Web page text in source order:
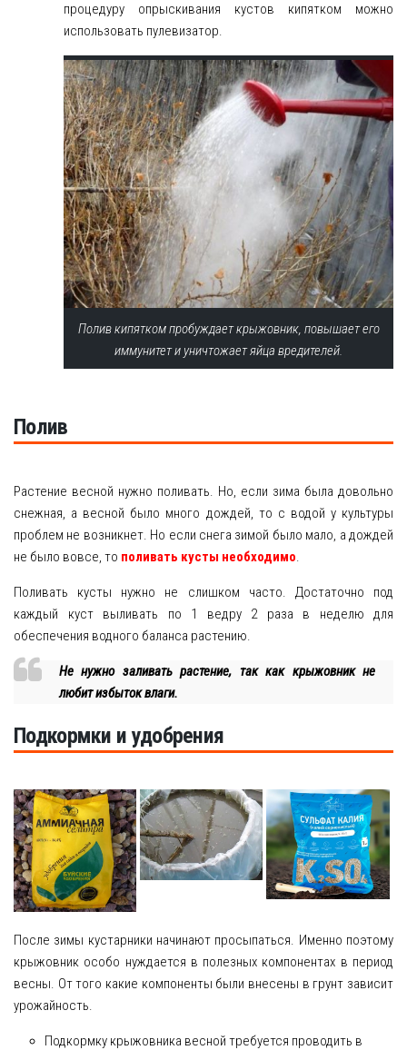
процедуру опрыскивания кустов кипятком можно
использовать пулевизатор.
Полив кипятком пробуждает крыжовник, повышает его
иммунитет и уничтожает яйца вредителей.
Полив
Растение весной нужно поливать. Но, если зима была довольно
снежная, а весной было много дождей, то с водой у культуры
проблем не возникнет. Но если снега зимой было мало, а дождей
не было вовсе, то поливать кусты необходимо
Поливать кусты нужно не слишком часто. Достаточно под
каждый куст выливать по 1 ведру 2 раза в неделю для
обеспечения водного баланса растению.
Не нужно заливать растение, так как крыжовник не
любит избыток влаги.
Подкормки и удобрения
После зимы кустарники начинают просыпаться. Именно поэтому
крыжовник особо нуждается в полезных компонентах в период
весны. От того какие компоненты были внесены в грунт зависит
урожайность.
Подкормку крыжовника весной требуется проводить в